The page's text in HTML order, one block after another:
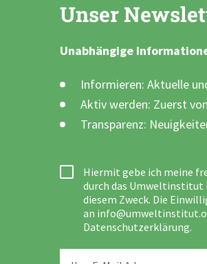
Unser
Unabhängige
Informieren: Aktuelle
Aktiv werden: Zuerst
Transparenz:
Hiermit gebe ich meine
durch das Umweltinstitut
diesem Zweck. Die
an
Datenschutzerklärung.